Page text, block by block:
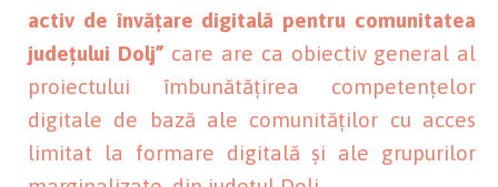
activ de învățare digitală pentru comunitatea
județului Dolj” care are ca obiectiv general al
proiectului îmbunătățirea competențelor
digitale de bază ale comunităților cu acces
limitat la formare digitală și ale grupurilor